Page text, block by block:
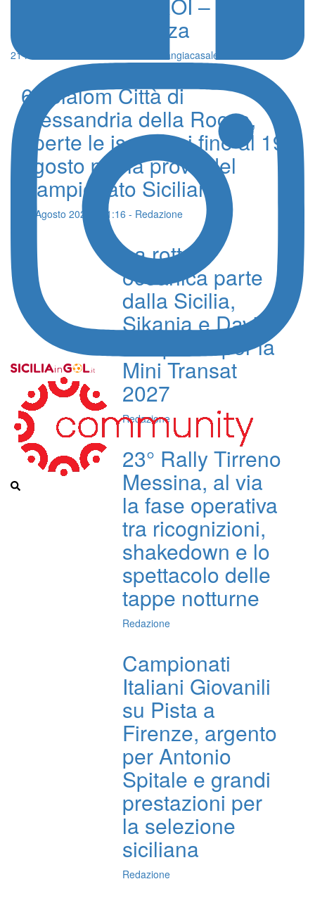
che fa la differenza
21 Novembre 2021 - Annamaria Mangiacasale
6° Slalom Città di
Alessandria della Rocca,
aperte le iscrizioni fino al 19
agosto per la prova del
Campionato Siciliano
07 Agosto 2026 - 21:16 - Redazione
La rotta
oceanica parte
dalla Sicilia,
Sikania e Davide
Foti pronti per la
Mini Transat
2027
Redazione
23° Rally Tirreno
Messina, al via
la fase operativa
tra ricognizioni,
shakedown e lo
spettacolo delle
tappe notturne
Redazione
Campionati
Italiani Giovanili
su Pista a
Firenze, argento
per Antonio
Spitale e grandi
prestazioni per
la selezione
siciliana
Redazione